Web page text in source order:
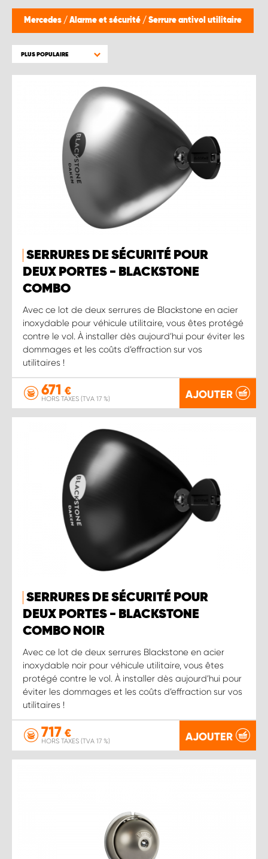
Mercedes / Alarme et sécurité / Serrure antivol utilitaire
PLUS POPULAIRE
SERRURES DE SÉCURITÉ POUR
DEUX PORTES - BLACKSTONE
COMBO
Avec ce lot de deux serrures de Blackstone en acier
inoxydable pour véhicule utilitaire, vous êtes protégé
contre le vol. À installer dès aujourd’hui pour éviter les
dommages et les coûts d’effraction sur vos
utilitaires !
671 €
HORS TAXES (TVA 17 %) AJOUTER
SERRURES DE SÉCURITÉ POUR
DEUX PORTES - BLACKSTONE
COMBO NOIR
Avec ce lot de deux serrures Blackstone en acier
inoxydable noir pour véhicule utilitaire, vous êtes
protégé contre le vol. À installer dès aujourd’hui pour
éviter les dommages et les coûts d’effraction sur vos
utilitaires !
717 €
HORS TAXES (TVA 17 %) AJOUTER